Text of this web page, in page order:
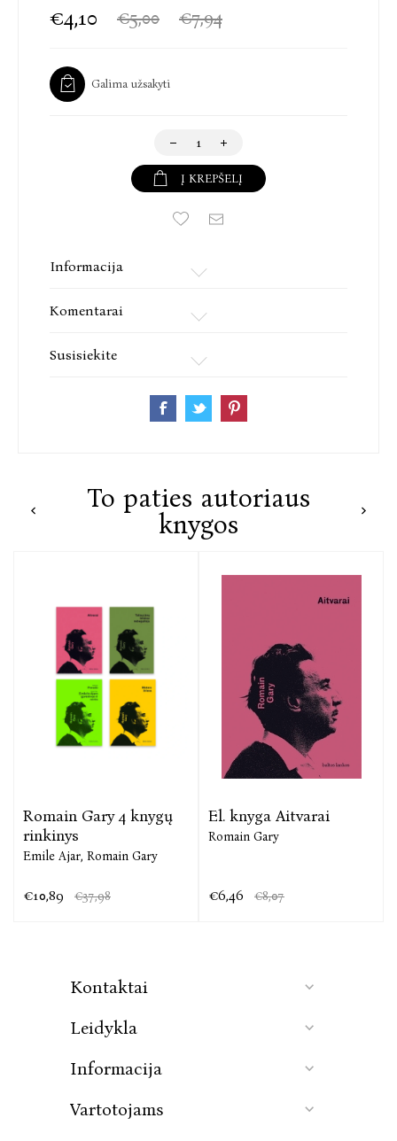
€4,10 €5,00 €7,94
Galima užsakyti
Į KREPŠELĮ
Informacija
Komentarai
Susisiekite
To paties autoriaus
knygos
Romain Gary 4 knygų
rinkinys
Emile Ajar, Romain Gary
€10,89 €37,98
El. knyga Aitvarai
Romain Gary
€6,46 €8,07
Kontaktai
Leidykla
Informacija
Vartotojams